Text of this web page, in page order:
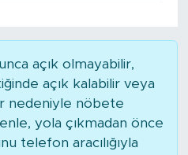
açık olmayabilir,
açık kalabilir veya
nedeniyle nöbete
yola çıkmadan önce
telefon aracılığıyla